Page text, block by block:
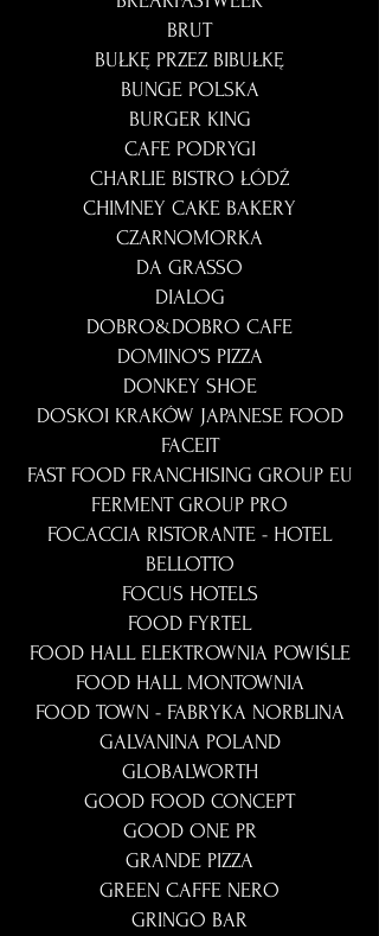
BRUT
BUŁKĘ PRZEZ BIBUŁKĘ
BUNGE POLSKA
BURGER KING
CAFE PODRYGI
CHARLIE BISTRO ŁÓDŹ
CHIMNEY CAKE BAKERY
CZARNOMORKA
DA GRASSO
DIALOG
DOBRO&DOBRO CAFE
DOMINO’S PIZZA
DONKEY SHOE
DOSKOI KRAKÓW JAPANESE FOOD
FACEIT
FAST FOOD FRANCHISING GROUP EU
FERMENT GROUP PRO
FOCACCIA RISTORANTE - HOTEL
BELLOTTO
FOCUS HOTELS
FOOD FYRTEL
FOOD HALL ELEKTROWNIA POWIŚLE
FOOD HALL MONTOWNIA
FOOD TOWN - FABRYKA NORBLINA
GALVANINA POLAND
GLOBALWORTH
GOOD FOOD CONCEPT
GOOD ONE PR
GRANDE PIZZA
GREEN CAFFE NERO
GRINGO BAR